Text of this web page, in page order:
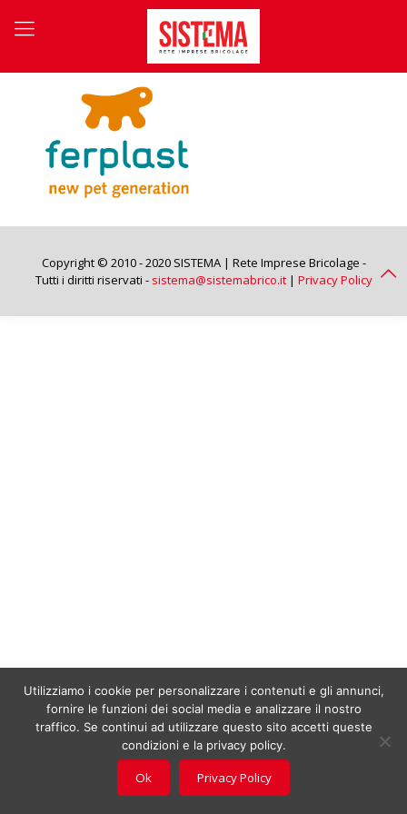
Copyright © 2010 - 2020 SISTEMA | Rete Imprese Bricolage -
Tutti i diritti riservati - sistema@sistemabrico.it| Privacy Policy
Utilizziamo i cookie per personalizzare i contenuti e gli annunci,
fornire le funzioni dei social media e analizzare il nostro
traffico. Se continui ad utilizzare questo sito accetti queste
condizioni e la privacy policy.
Ok Privacy Policy